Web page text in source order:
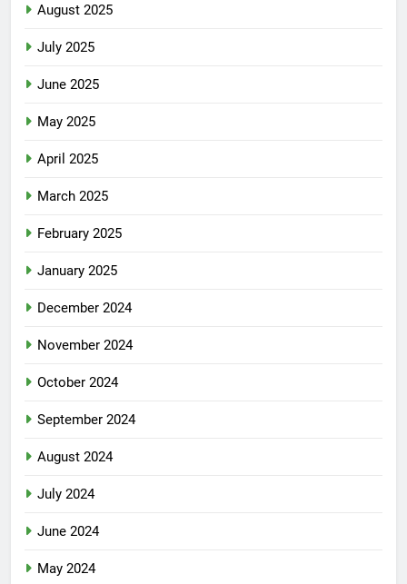
August 2025
July 2025
June 2025
May 2025
April 2025
March 2025
February 2025
January 2025
December 2024
November 2024
October 2024
September 2024
August 2024
July 2024
June 2024
May 2024